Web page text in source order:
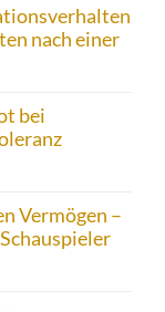
nach einer
bei
Vermögen –